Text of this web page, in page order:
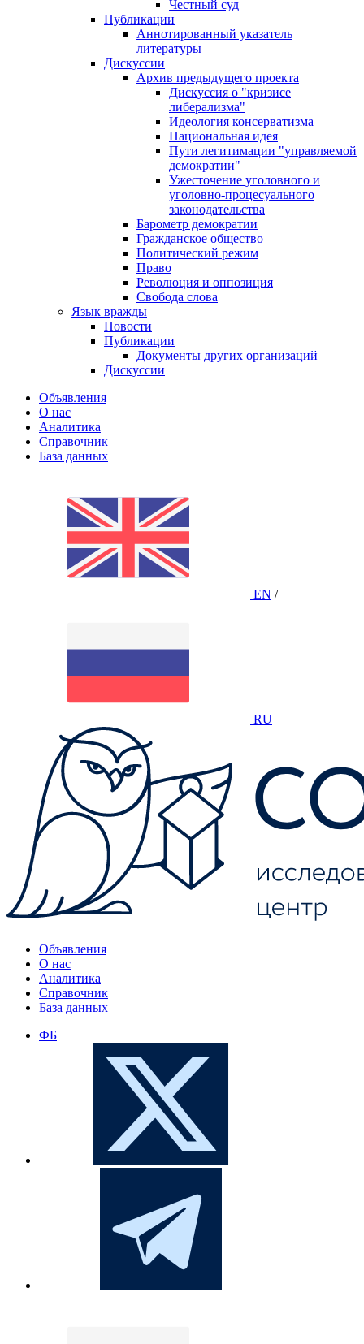
Честный суд
Публикации
Аннотированный указатель
литературы
Дискуссии
Архив предыдущего проекта
Дискуссия о "кризисе
либерализма"
Идеология консерватизма
Национальная идея
Пути легитимации "управляемой
демократии"
Ужесточение уголовного и
уголовно-процесуального
законодательства
Барометр демократии
Гражданское общество
Политический режим
Право
Революция и оппозиция
Свобода слова
Язык вражды
Новости
Публикации
Документы других организаций
Дискуссии
Объявления
О нас
Аналитика
Справочник
База данных
EN /
RU
Объявления
О нас
Аналитика
Справочник
База данных
ФБ